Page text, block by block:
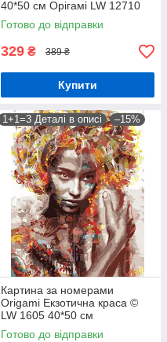
40*50 см Орігамі LW 12710
Готово до відправки
329 ₴ 389 ₴
Купити
1+1=3 Деталі в описі –15%
Картина за номерами
Origami Екзотична краса ©
LW 1605 40*50 см
Готово до відправки